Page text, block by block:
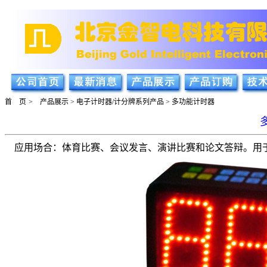
首 页 > 产品展示 > 电子计时器/计分牌系列产品 > 多功能计时器
应用场合：体育比赛、会议发言、演讲比赛和论文答辩。